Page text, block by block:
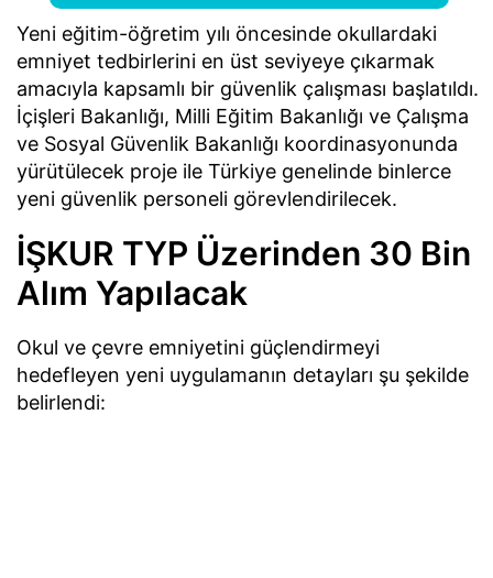
Yeni eğitim-öğretim yılı öncesinde okullardaki
emniyet tedbirlerini en üst seviyeye çıkarmak
amacıyla kapsamlı bir güvenlik çalışması başlatıldı.
İçişleri Bakanlığı, Milli Eğitim Bakanlığı ve Çalışma
ve Sosyal Güvenlik Bakanlığı koordinasyonunda
yürütülecek proje ile Türkiye genelinde binlerce
yeni güvenlik personeli görevlendirilecek.
İŞKUR TYP Üzerinden 30 Bin
Alım Yapılacak
Okul ve çevre emniyetini güçlendirmeyi
hedefleyen yeni uygulamanın detayları şu şekilde
belirlendi: